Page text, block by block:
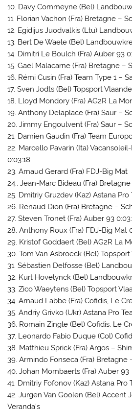
10. Davy Commeyne (Bel)
11. Florian Vachon (Fra) Bretagne –
12. Egidijus Juodvalkis (Ltu)
13. Bert De Waele (Bel)
14. Dimitri Le Boulch (Fra) Auber 93
15. Gael Malacarne (Fra) Bretagne –
16. Rémi Cusin (Fra) Team Type 1 –
17. Sven Jodts (Bel) Topsport
18. Lloyd Mondory (Fra) AG2R La
19. Anthony Delaplace (Fra) Saur –
20. Jimmy Engoulvent (Fra) Saur –
21. Damien Gaudin (Fra) Team
22. Marcello Pavarin (Ita)
0:03:18
23. Arnaud Gerard (Fra) FDJ-Big Mat
24.. Jean-Marc Bideau (Fra)
25. Dmitriy Gruzdev (Kaz) Astana Pro
26. Renaud Dion (Fra) Bretagne –
27. Steven Tronet (Fra) Auber 93
28. Anthony Roux (Fra) FDJ-Big Mat
29. Kristof Goddaert (Bel) AG2R La
30. Tom Van Asbroeck (Bel)
31. Sébastien Delfosse (Bel)
32. Kurt Hovelynck (Bel)
33. Zico Waeytens (Bel) Topsport
34. Arnaud Labbe (Fra) Cofidis, Le
35. Andriy Grivko (Ukr) Astana Pro
36. Romain Zingle (Bel) Cofidis, Le
37. Leonardo Fabio Duque (Col)
38. Matthieu Sprick (Fra) Argos –
39. Armindo Fonseca (Fra) Bretagne
40. Johan Mombaerts (Fra) Auber 93
41. Dmitriy Fofonov (Kaz) Astana Pro
42. Jurgen Van Goolen (Bel) Accent
Veranda’s